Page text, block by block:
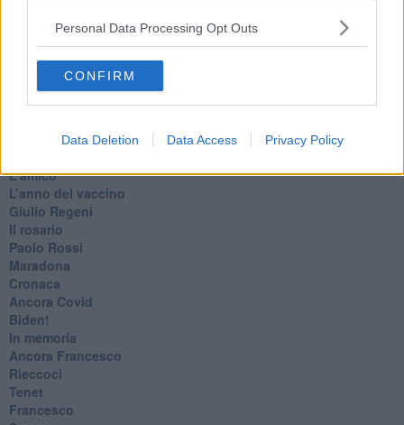
Personal Data Processing Opt Outs
CONFIRM
Data Deletion Data Access Privacy Policy
​I soliti noti
​Vaccine Easing
Dragonheart
L'amico
​L’anno del vaccino
Giulio Regeni
​Il rosario
Paolo Rossi
Maradona
Cronaca
​Ancora Covid
​Biden!
In memoria
​Ancora Francesco
Rieccoci
Tenet
Francesco